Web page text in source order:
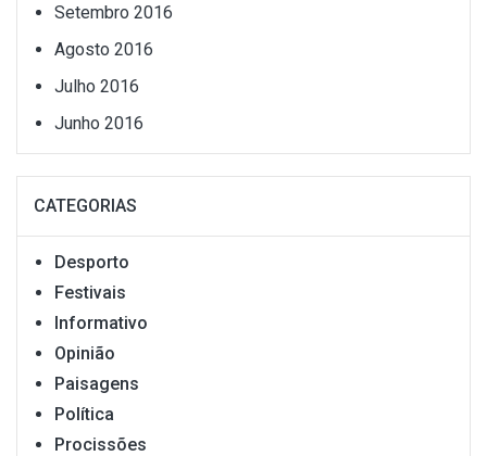
Setembro 2016
Agosto 2016
Julho 2016
Junho 2016
CATEGORIAS
Desporto
Festivais
Informativo
Opinião
Paisagens
Política
Procissões